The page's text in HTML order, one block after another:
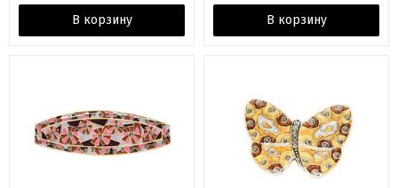
В корзину В корзину